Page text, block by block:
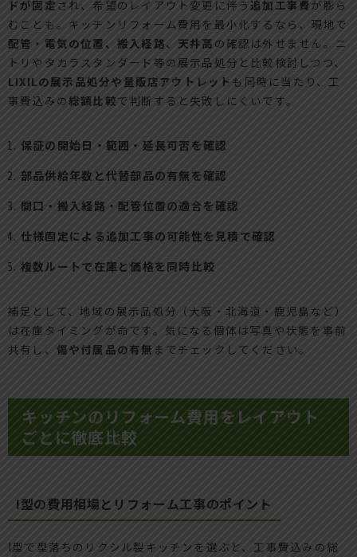
ドが固定 され、希望のレイアウト変更に伴う 追加工事費が膨ら
むことも。キッチンリフォーム費用を最小化するなら、現地で
配管・電気の位置、搬入経路、天井高 の確認は外せません。ニ
トリやタカラスタンダード等の展示品処分と比較検討しつつ、
LIXILの展示品処分や量販店アウトレット も同時に当たり、工
事費込みの総額比較で判断すると失敗しにくいです。
保証の開始日・範囲・延長可否を確認
部品供給年数と代替部品の有無を確認
間口・搬入経路・配管位置の適合を確認
仕様固定による追加工事の可能性を見積で確認
複数ルートで在庫と価格を同時比較
補足として、地域の展示品処分（大阪・北海道・鹿児島など）
は在庫タイミングが命です。気になる個体は写真や状態を事前
共有し、 傷や付属品の有無 までチェックしてください。
キッチンのリフォーム費用をレイアウト
ごとに徹底比較
I型の費用相場とリフォーム工事のポイント
I型で型落ちのリクシル製キッチンを選ぶと、工事費込みの総